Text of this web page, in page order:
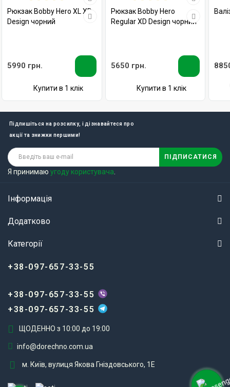
Рюкзак Bobby Hero XL XD
Design чорний
5990 грн.
Купити в 1 клік
Рюкзак Bobby Hero
Regular XD Design чорний
5650 грн.
Купити в 1 клік
Підпишіться на розсилку, і дізнавайтеся про
акції та знижки першими!
ПІДПИСАТИСЯ
Я принимаю угоду користувача
Інформація
Додатково
Категорії
+38-097-657-33-55
+38-097-657-33-55
+38-097-657-33-55
ЩОДЕННО з 10:00 до 19:00
info@dorechno.com.ua
м. Київ, вулиця Якова Гніздовського, 1Е